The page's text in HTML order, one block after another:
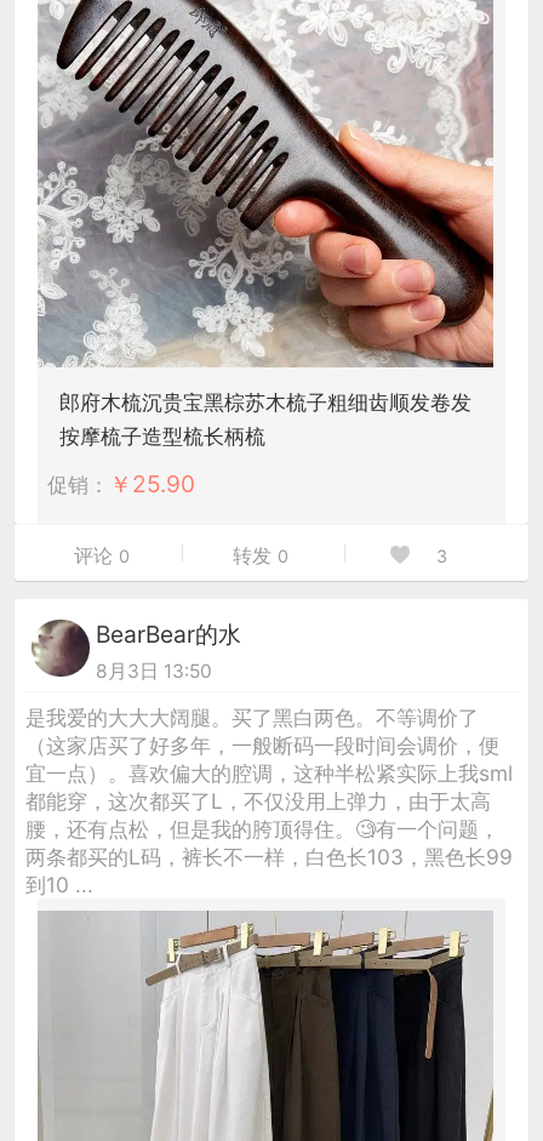
郎府木梳沉贵宝黑棕苏木梳子粗细齿顺发卷发
按摩梳子造型梳长柄梳
促销： ￥ 25.90
评论 0 转发 0 3
BearBear的水
8月3日 13:50
是我爱的大大大阔腿。买了黑白两色。不等调价了
（这家店买了好多年，一般断码一段时间会调价，便
宜一点）。喜欢偏大的腔调，这种半松紧实际上我sml
都能穿，这次都买了L，不仅没用上弹力，由于太高
腰，还有点松，但是我的胯顶得住。🧐有一个问题，
两条都买的L码，裤长不一样，白色长103，黑色长99
到10 ...